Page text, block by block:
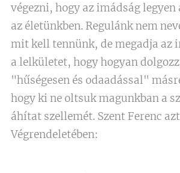
végezni, hogy az imádság legyen
az életünkben. Regulánk nem
mit kell tennünk, de megadja az
a lelkületet, hogy hogyan
"hűségesen és odaadással"
hogy ki ne oltsuk magunkban a
áhítat szellemét. Szent Ferenc
Végrendeletében: